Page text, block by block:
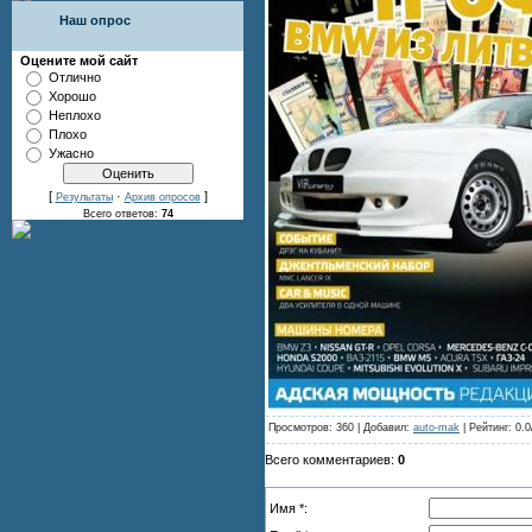
Наш опрос
Оцените мой сайт
Отлично
Хорошо
Неплохо
Плохо
Ужасно
[ Результаты· Архив опросов]
Всего ответов: 74
Просмотров: 360 | Добавил: auto-mak | Рейтинг:
Всего комментариев: 0
Имя *: